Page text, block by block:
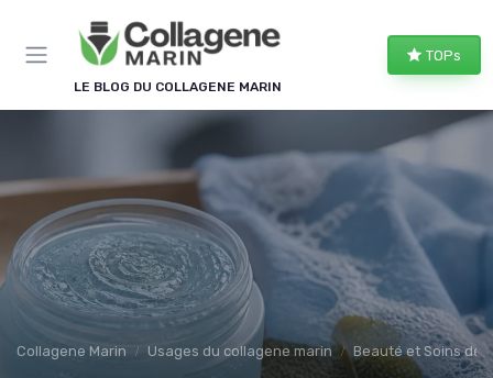
LE BLOG DU COLLAGENE MARIN
TOPs
Collagene Marin Usages du collagene marin Beauté et Soins de